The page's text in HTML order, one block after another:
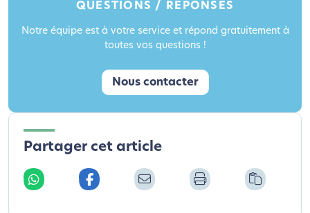
QUESTIONS / RÉPONSES
Notre équipe est à votre service et répond gratuitement à
toutes vos questions !
Nous contacter
Partager cet article